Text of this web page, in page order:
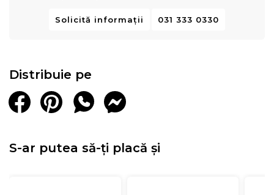
Solicită informații 031 333 0330
Distribuie pe
S-ar putea să-ți placă și